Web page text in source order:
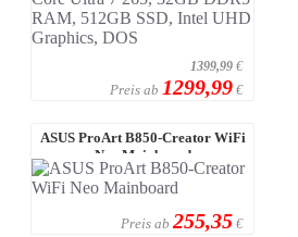
1399,99 €
Preis ab 1299,99 €
ASUS ProArt B850-Creator WiFi
Neo Mainboard
Preis ab 255,35 €